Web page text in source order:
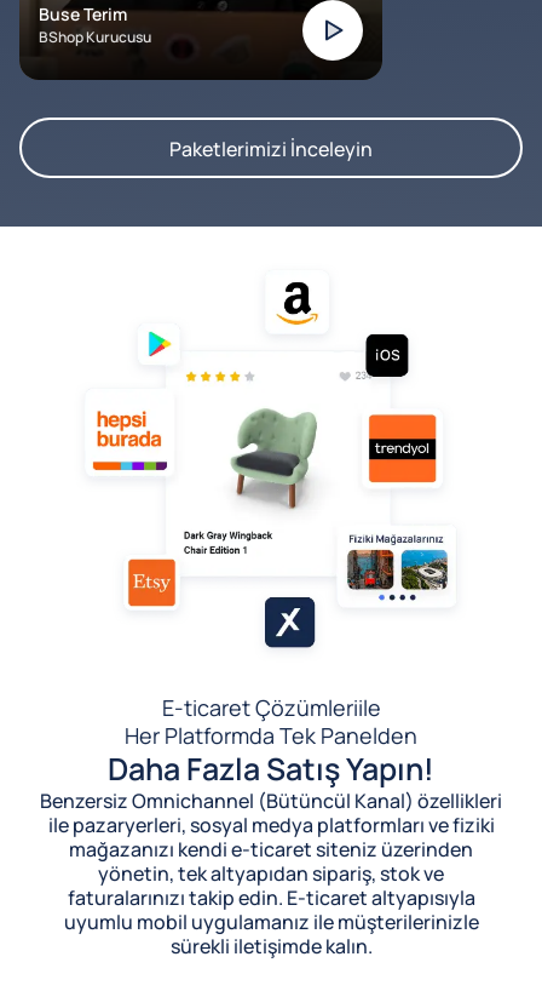
Buse Terim
BShop Kurucusu
Paketlerimizi İnceleyin
E-ticaret Çözümleriile
Her Platformda Tek Panelden
Daha Fazla Satış Yapın!
Benzersiz Omnichannel (Bütüncül Kanal) özellikleri
ile pazaryerleri, sosyal medya platformları ve fiziki
mağazanızı kendi e-ticaret siteniz üzerinden
yönetin, tek altyapıdan sipariş, stok ve
faturalarınızı takip edin. E-ticaret altyapısıyla
uyumlu mobil uygulamanız ile müşterilerinizle
sürekli iletişimde kalın.